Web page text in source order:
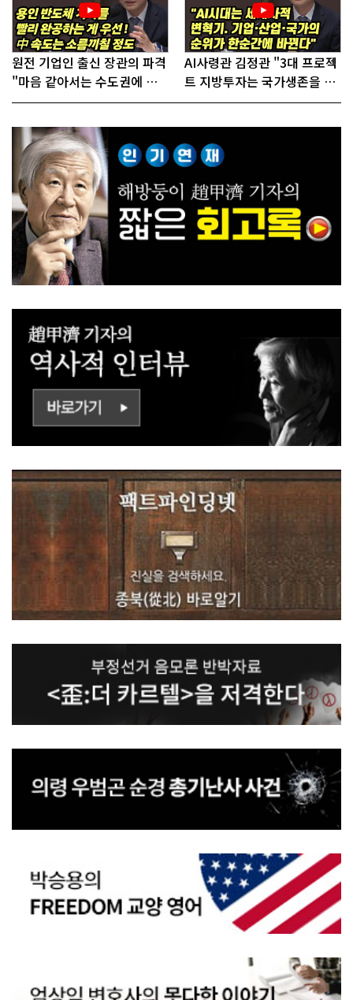
원전 기업인 출신 장관의 파격
"마음 같아서는 수도권에 원
전 짓고싶다"
AI사령관 김정관 "3대 프로젝
트 지방투자는 국가생존을 건
대전략"